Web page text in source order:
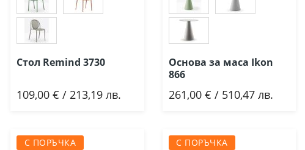
Стол Remind 3730
109,00 € / 213,19 лв.
Добави
Основа за маса Ikon
866
261,00 € / 510,47 лв.
Добави
С ПОРЪЧКА С ПОРЪЧКА